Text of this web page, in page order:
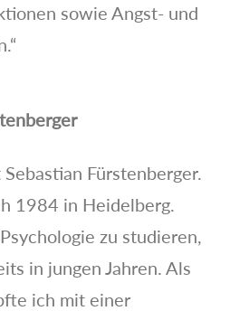
sowie Angst- und
Fürstenberger.
1984 in Heidelberg.
zu studieren,
in jungen Jahren. Als
ich mit einer